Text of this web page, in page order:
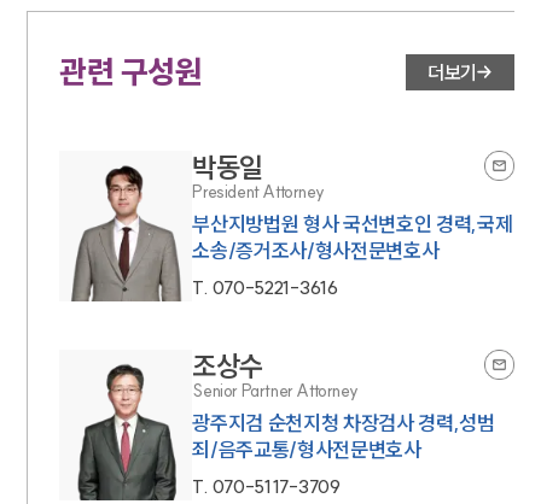
형사전문변호사
소식/자료
법률 블로그
법률서식
뉴스레터/브로슈어
세미나
관련 구성원 더보기
박동일
President Attorney
부산지방법원 형사 국선변호인 경력,국제
소송/증거조사/형사전문변호사
T. 070-5221-3616
조상수
Senior Partner Attorney
광주지검 순천지청 차장검사 경력,성범
죄/음주교통/형사전문변호사
T. 070-5117-3709